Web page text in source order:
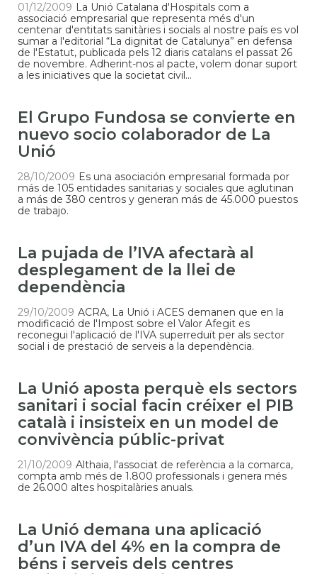
01/12/2009 La Unió Catalana d'Hospitals com a
associació empresarial que representa més d'un
centenar d'entitats sanitàries i socials al nostre país es vol
sumar a l'editorial “La dignitat de Catalunya” en defensa
de l'Estatut, publicada pels 12 diaris catalans el passat 26
de novembre. Adherint-nos al pacte, volem donar suport
a les iniciatives que la societat civil...
El Grupo Fundosa se convierte en
nuevo socio colaborador de La
Unió
28/10/2009 Es una asociación empresarial formada por
más de 105 entidades sanitarias y sociales que aglutinan
a más de 380 centros y generan más de 45.000 puestos
de trabajo.
La pujada de l’IVA afectarà al
desplegament de la llei de
dependència
29/10/2009 ACRA, La Unió i ACES demanen que en la
modificació de l'Impost sobre el Valor Afegit es
reconegui l'aplicació de l'IVA superreduït per als sector
social i de prestació de serveis a la dependència.
La Unió aposta perquè els sectors
sanitari i social facin créixer el PIB
català i insisteix en un model de
convivència públic-privat
21/10/2009 Althaia, l'associat de referència a la comarca,
compta amb més de 1.800 professionals i genera més
de 26.000 altes hospitalàries anuals.
La Unió demana una aplicació
d’un IVA del 4% en la compra de
béns i serveis dels centres